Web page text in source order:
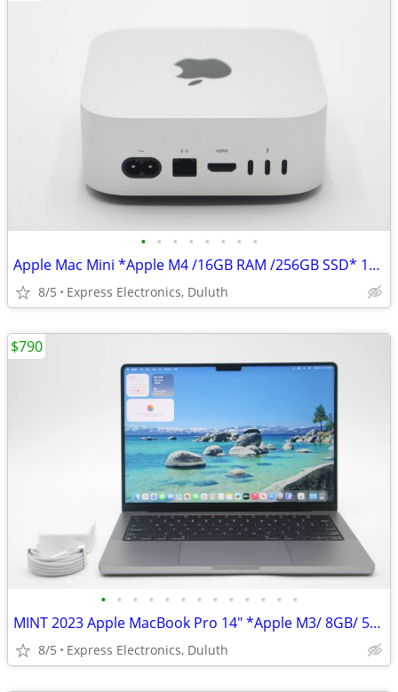
• • • • • • • •
Apple Mac Mini *Apple M4 /16GB RAM /256GB SSD* 10-Core CPU/GPU
8/5 Express Electronics, Duluth
• • • • • • • • • • • • •
MINT 2023 Apple MacBook Pro 14" *Apple M3/ 8GB/ 512GB SSD/ 100% BH*
8/5 Express Electronics, Duluth
$790